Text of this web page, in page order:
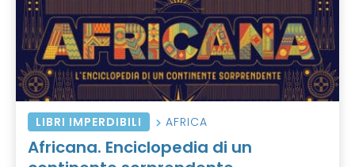
LIBRI IMPERDIBILI AFRICA
Africana. Enciclopedia di un